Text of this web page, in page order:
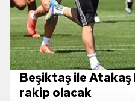
Beşiktaş ile
rakip olacak